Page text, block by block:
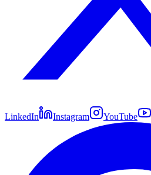
LinkedIn Instagram YouTube